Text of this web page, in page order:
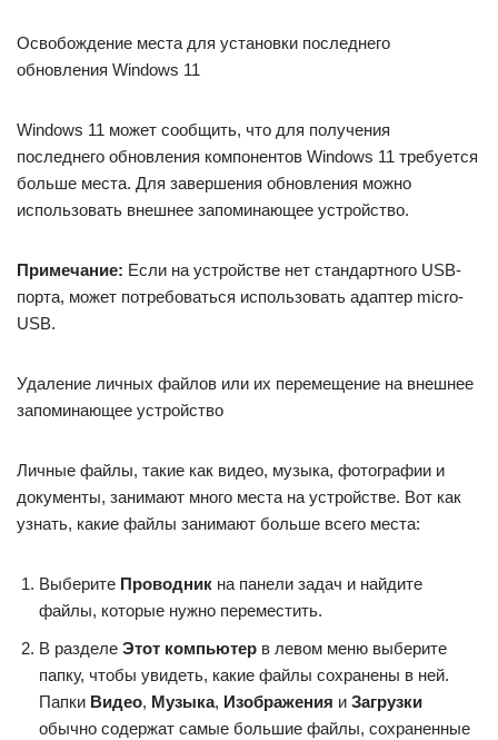
Освобождение места для установки последнего
обновления Windows 11
Windows 11 может сообщить, что для получения
последнего обновления компонентов Windows 11 требуется
больше места. Для завершения обновления можно
использовать внешнее запоминающее устройство.
Примечание: Если на устройстве нет стандартного USB-
порта, может потребоваться использовать адаптер micro-
USB.
Удаление личных файлов или их перемещение на внешнее
запоминающее устройство
Личные файлы, такие как видео, музыка, фотографии и
документы, занимают много места на устройстве. Вот как
узнать, какие файлы занимают больше всего места:
Выберите Проводник на панели задач и найдите
файлы, которые нужно переместить.
В разделе Этот компьютер в левом меню выберите
папку, чтобы увидеть, какие файлы сохранены в ней.
Папки Видео, Музыка, Изображения и Загрузки
обычно содержат самые большие файлы, сохраненные